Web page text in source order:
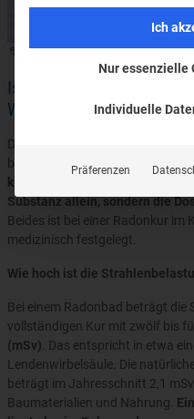
© jd-photodesign –
Ist eine Radonkur
Wissenschaft?
Das ist die Frage, die fast alle
beschäftigt — und sie ist absolut
klingt beunruhigend. Aber der
Substanz allein, sondern die
Beides ist bei einer Radonkur
medizinisch festgelegt.
Wie hoch ist die
Bei einem Radonbad beträgt die
vollständigen Kur mit zwölf bis
(mSv) . Das entspricht in etwa
Lendenwirbelsäule. Die
beträgt im Jahresschnitt 2,1
Baumaterialien und Nahrung.
Ich
Nur essenzielle
Individuelle
Präferenzen